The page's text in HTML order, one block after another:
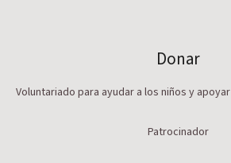
Donar
Voluntariado para ayudar a los niños y
Patrocinador